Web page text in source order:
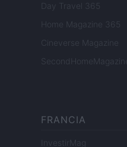
Day Travel 365
Home Magazine 365
Cineverse Magazine
SecondHomeMagazine
FRANCIA
InvestirMag